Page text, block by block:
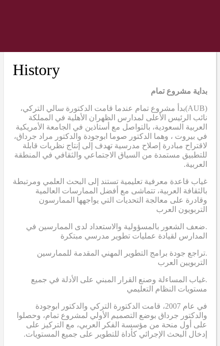
History
بداية مشروع تمام
(AUB)
بدأ مشروع تمام عندما قامت الدكتورة سالي التركي،
نائب الرئيس الأعلى لمدارس الظهران الأهلية في المملكة
العربية السعودية، بالتواصل مع أستاذين في الجامعة الأمريكية
في بيروت ، وهما الدكتور صوما ابوجودة والدكتور مراد جرداق،
لاقتراح مبادرة إصلاح مدرسية تهدف إلى إنتاج نظريات قابلة
للتطبيق مستمدة من السياق الاجتماعي والثقافي في المنطقة
العربية.
غياب قاعدة معرفية تعليمية تستند إلى البحث العلمي ومرتبطة
بالثقافة العربية، تتماشى مع أفضل الممارسات العالمية
وقادرة على معالجة التحديات التي يواجهها الممارسون
التربويون العرب
.ضعف الشعور بالمسؤولية والاستعداد لدى الممارسين في
المدارس لقيادة عمليات تطوير مدرسي مبتكرة
.تراجع جودة برامج التطوير المهني المقدمة للممارسين
التربويين العرب
.غياب المساءلة وصنع القرار المبني على الأدلة في جميع
مستويات النظام التعليمي
في عام 2007، قامت الدكتورة التركي والدكتور ابوجودة
والدكتور جرداق بوضع التصميم الأولي لمشروع تمام، وحصلوا
على أول منحة من مؤسسة الفكر العربي، مع التركيز على
إدخال البحث الإجرائي كأداة للتطوير على جميع المستويات.